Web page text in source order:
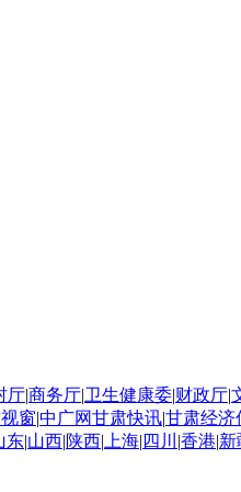
厅|商务厅|卫生健康委|财政厅|
窗|中广网甘肃快讯|甘肃经济
东|山西|陕西| 上海| 四川 |香港|新